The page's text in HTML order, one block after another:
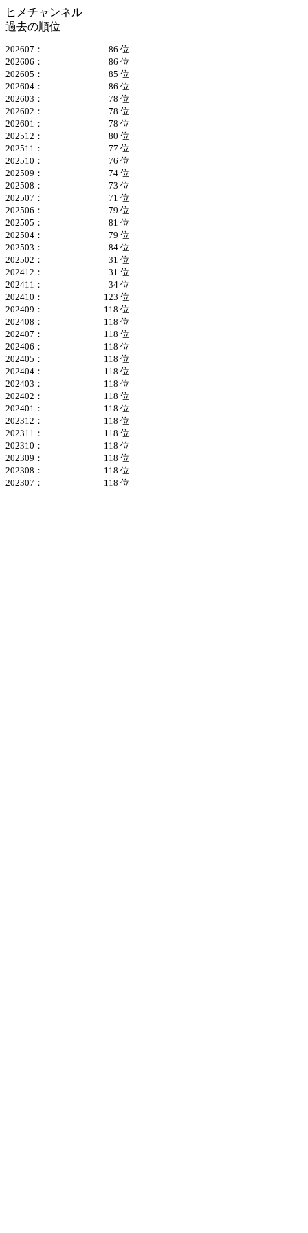
ヒメチャンネル
過去の順位
202607：
86 位
202606：
86 位
202605：
85 位
202604：
86 位
202603：
78 位
202602：
78 位
202601：
78 位
202512：
80 位
202511：
77 位
202510：
76 位
202509：
74 位
202508：
73 位
202507：
71 位
202506：
79 位
202505：
81 位
202504：
79 位
202503：
84 位
202502：
31 位
202412：
31 位
202411：
34 位
202410：
123 位
202409：
118 位
202408：
118 位
202407：
118 位
202406：
118 位
202405：
118 位
202404：
118 位
202403：
118 位
202402：
118 位
202401：
118 位
202312：
118 位
202311：
118 位
202310：
118 位
202309：
118 位
202308：
118 位
202307：
118 位